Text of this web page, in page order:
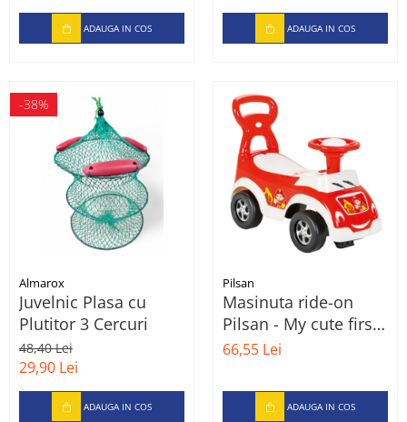
ADAUGA IN COS ADAUGA IN COS
-38%
Almarox
Juvelnic Plasa cu
Plutitor 3 Cercuri
48,40 Lei
29,90 Lei
ADAUGA IN COS
Pilsan
Masinuta ride-on
Pilsan - My cute first
car, rosu
66,55 Lei
ADAUGA IN COS